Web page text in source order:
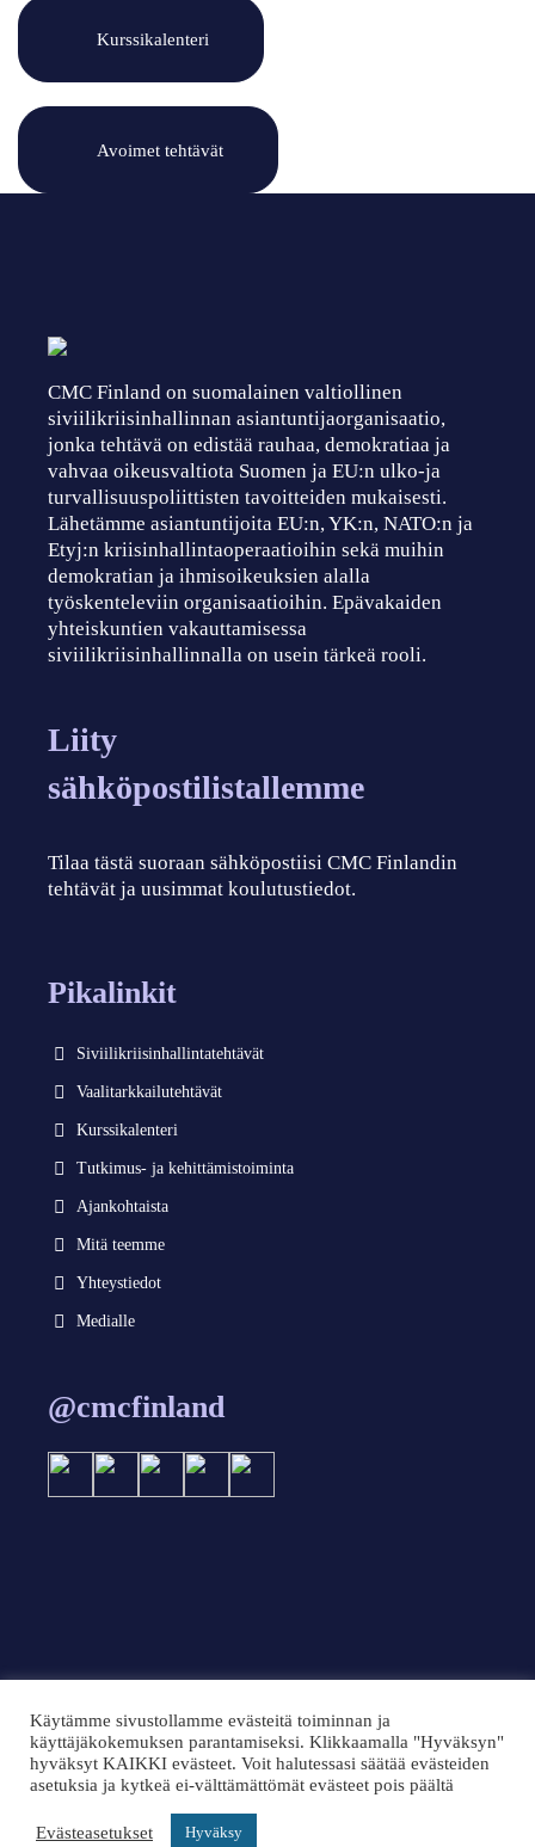
Kurssikalenteri
Avoimet tehtävät
CMC Finland on suomalainen valtiollinen
siviilikriisinhallinnan asiantuntijaorganisaatio,
jonka tehtävä on edistää rauhaa, demokratiaa ja
vahvaa oikeusvaltiota Suomen ja EU:n ulko-ja
turvallisuuspoliittisten tavoitteiden mukaisesti.
Lähetämme asiantuntijoita EU:n, YK:n, NATO:n ja
Etyj:n kriisinhallintaoperaatioihin sekä muihin
demokratian ja ihmisoikeuksien alalla
työskenteleviin organisaatioihin. Epävakaiden
yhteiskuntien vakauttamisessa
siviilikriisinhallinnalla on usein tärkeä rooli.
Liity
sähköpostilistallemme
Tilaa tästä suoraan sähköpostiisi CMC Finlandin
tehtävät ja uusimmat koulutustiedot.
Pikalinkit
Siviilikriisinhallintatehtävät
Vaalitarkkailutehtävät
Kurssikalenteri
Tutkimus- ja kehittämistoiminta
Ajankohtaista
Mitä teemme
Yhteystiedot
Medialle
@cmcfinland
© 2024 CMC Finland 2024
Tietoa sivusta
Saavutettavuusseloste
Käytämme sivustollamme evästeitä toiminnan ja
käyttäjäkokemuksen parantamiseksi. Klikkaamalla "Hyväksyn"
hyväksyt KAIKKI evästeet. Voit halutessasi säätää evästeiden
asetuksia ja kytkeä ei-välttämättömät evästeet pois päältä
Evästeasetukset Hyväksy